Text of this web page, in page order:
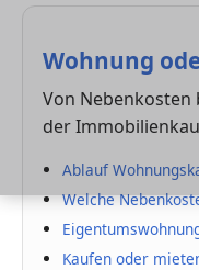
Wohnung
Von
der
Ablauf
Welche
Kaufen oder